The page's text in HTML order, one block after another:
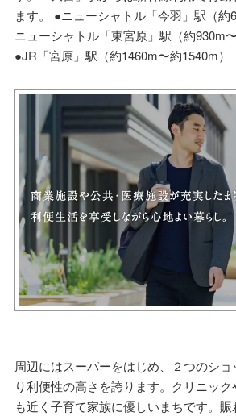
ます。 ●ニューシャトル「今羽」駅（約
ニューシャトル「東宮原」駅（約930m〜
●JR「宮原」駅（約1460m〜約1540m）
周辺にはスーパーをはじめ、２つのシ
り利便性の高さを誇ります。クリニッ
も近く子育て家族に優しいまちです。